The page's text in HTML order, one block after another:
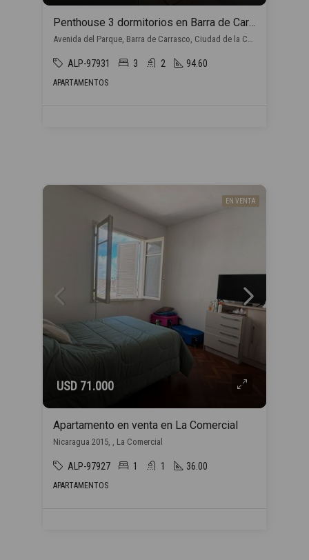
Penthouse 3 dormitorios en Barra de Carrasco
Avenida del Parque, Barra de Carrasco, Ciudad de la Costa
ALP-97931 3 2 94.60
APARTAMENTOS
EN VENTA
USD 71.000
Apartamento en venta en La Comercial
Nicaragua 2015, , La Comercial
ALP-97927 1 1 36.00
APARTAMENTOS